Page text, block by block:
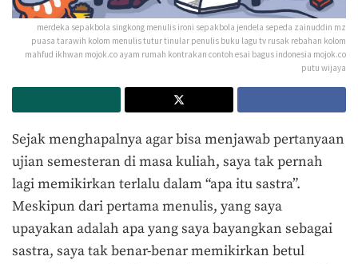
merdeka sepakbola singkong menulis ironi sepakbola jendela sepeda zainuddin mz
puasa tarawih kolom menulis tutur tinular penulis buku lagu tv rusak rebahan kolom
mahfud ikhwan mojok.co ayam rumah kontrakan contoh esai bagus indonesia mojok.co
putu wijaya
Sejak menghapalnya agar bisa menjawab pertanyaan
ujian semesteran di masa kuliah, saya tak pernah
lagi memikirkan terlalu dalam “apa itu sastra”.
Meskipun dari pertama menulis, yang saya
upayakan adalah apa yang saya bayangkan sebagai
sastra, saya tak benar-benar memikirkan betul